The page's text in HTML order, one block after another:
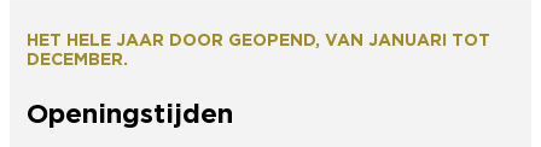
HET HELE JAAR DOOR GEOPEND, VAN JANUARI TOT
DECEMBER.
Openingstijden